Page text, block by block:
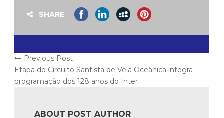
SHARE
Previous Post
Etapa do Circuito Santista de Vela Oceânica integra
programação dos 128 anos do Inter
ABOUT POST AUTHOR